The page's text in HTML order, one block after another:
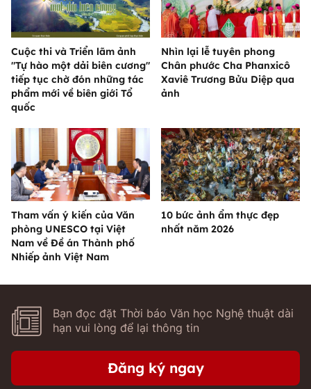
Cuộc thi và Triển lãm ảnh
"Tự hào một dải biên cương"
tiếp tục chờ đón những tác
phẩm mới về biên giới Tổ
quốc
Nhìn lại lễ tuyên phong
Chân phước Cha Phanxicô
Xaviê Trương Bửu Diệp qua
ảnh
Tham vấn ý kiến của Văn
phòng UNESCO tại Việt
Nam về Đề án Thành phố
Nhiếp ảnh Việt Nam
10 bức ảnh ẩm thực đẹp
nhất năm 2026
Bạn đọc đặt Thời báo Văn học Nghệ thuật dài
hạn vui lòng để lại thông tin
Đăng ký ngay